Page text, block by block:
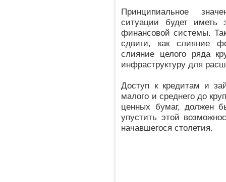
Принципиальное
ситуации будет иметь
финансовой системы.
сдвиги, как слияние
слияние целого ряда
инфраструктуру для
Доступ к кредитам и
малого и среднего до
ценных бумаг, должен
упустить этой
начавшегося столетия.